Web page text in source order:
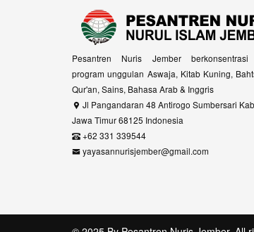
Pesantren Nuris Jember berkonsentrasi
program unggulan Aswaja, Kitab Kuning,
Qur'an, Sains, Bahasa Arab & Inggris
Jl Pangandaran 48 Antirogo Sumbersari
Jawa Timur 68125 Indonesia
+62 331 339544
yayasannurisjember@gmail.com